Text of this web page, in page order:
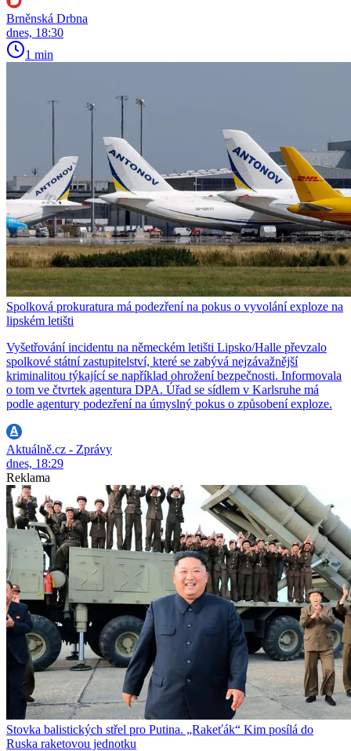
Brněnská Drbna
dnes, 18:30
1 min
Spolková prokuratura má podezření na pokus o vyvolání exploze na
lipském letišti
Vyšetřování incidentu na německém letišti Lipsko/Halle převzalo
spolkové státní zastupitelství, které se zabývá nejzávažnější
kriminalitou týkající se například ohrožení bezpečnosti. Informovala
o tom ve čtvrtek agentura DPA. Úřad se sídlem v Karlsruhe má
podle agentury podezření na úmyslný pokus o způsobení exploze.
Aktuálně.cz - Zprávy
dnes, 18:29
Reklama
Stovka balistických střel pro Putina. „Rakeťák“ Kim posílá do
Ruska raketovou jednotku